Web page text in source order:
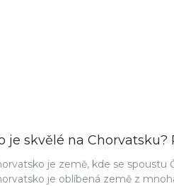
je skvělé na
je země, kde se spoustu
je oblíbená země z